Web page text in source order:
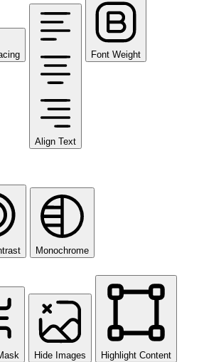
Align Text
Font Weight
Monochrome
Hide Images Highlight Content